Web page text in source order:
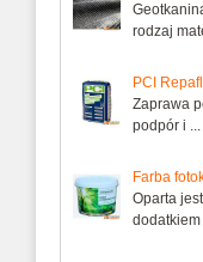
rodzaj
PCI
Zaprawa
podpór i ...
Farba
Oparta